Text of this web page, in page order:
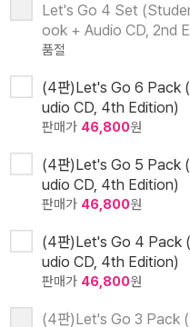
Let's Go 4 Set
ook + Audio CD, 2nd
품절
(4판)Let's Go 6 Pack
udio CD, 4th Edition)
판매가 46,800원
(4판)Let's Go 5 Pack
udio CD, 4th Edition)
판매가 46,800원
(4판)Let's Go 4 Pack
udio CD, 4th Edition)
판매가 46,800원
(4판)Let's Go 3 Pack